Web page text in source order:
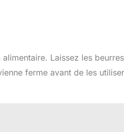
Laissez les beurres
ferme avant de les